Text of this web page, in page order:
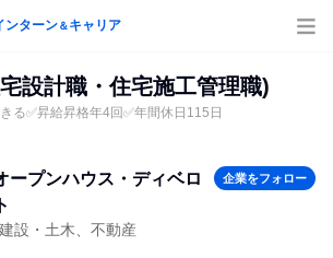
ンターン＆キャリア
設計職・住宅施工管理職)
る✅昇給昇格年4回✅年間休日115日
ープンハウス・ディベロ
企業をフォロー
設・土木、不動産